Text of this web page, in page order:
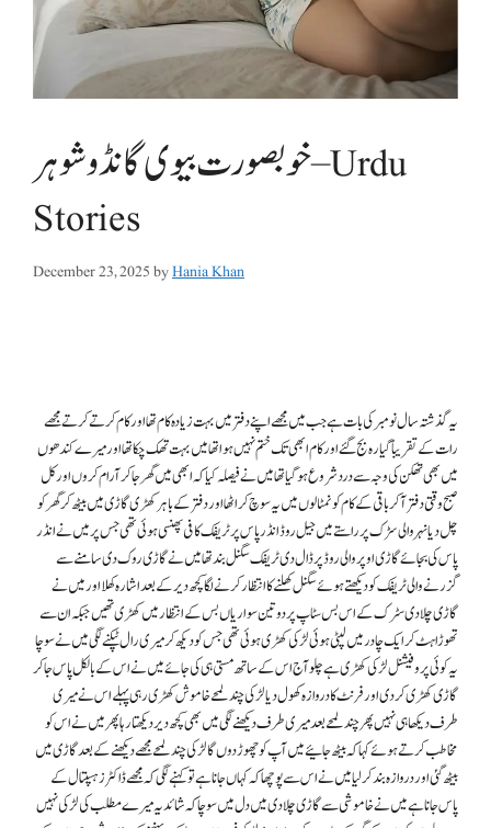
خوبصورت بیوی گانڈو شوہر – Urdu
Stories
December 23, 2025byHania Khan
یہ گذشتہ سال نومبر کی بات ہے جب میں مجھے اپنے دفتر میں بہت زیادہ کام تھا اور کام کرتے کرتے مجھے رات کے تقریباً گیارہ بج گئے اور کام ابھی تک ختم نہیں ہوا تھا میں بہت تھک چکا تھا اور میرے کندھوں میں بھی تھکن کی وجہ سے درد شروع ہوگیا تھا میں نے فیصلہ کیا کہ ابھی میں گھر جاکر آرام کروں اور کل صبح وقتی دفتر آکر باقی کے کام کو نمٹا لوں میں یہ سوچ کر اٹھا اور دفتر کے باہر کھڑی گاڑی میں بیٹھ کر گھر کو چل دیا نہر والی سڑک پر راستے میں جیل روڈ انڈر پاس پر ٹریفک کافی پھنسی ہوئی تھی جس پر میں نے انڈر پاس کی بجائے گاڑی اوپر والی روڈ پر ڈال دی ٹریفک سگنل بند تھا میں نے گاڑی روک دی سامنے سے گزرنے والی ٹریفک کو دیکھتے ہوئے سگنل کھلنے کا انتظار کرنے لگا کچھ دیر کے بعد اشارہ کھلا اور میں نے گاڑی چلا دی سٹرک کے اس بس سٹاپ پر دو تین سواریاں بس کے انتظار میں کھڑی تھیں جبکہ ان سے تھوڑا ہٹ کرایک چادر میں لپٹی ہوئی لڑکی کھڑی ہوئی تھی جس کو دیکھ کر میری رال ٹپکنے لگی میں نے سوچا یہ کوئی پروفیشنل لڑکی کھڑی ہے چلو آج اس کے ساتھ مستی ہی کی جائے میں نے اس کے بالکل پاس جاکر گاڑی کھڑی کردی اور فرنٹ کا دروازہ کھول دیا لڑکی چند لمحے خاموش کھڑی رہی پہلے اس نے میری طرف دیکھا ہی نہیں پھر چند لمحے بعد میری طرف دیکھنے لگی میں بھی کچھ دیر دیکھتا رہا پھر میں نے اس کو مخاطب کرتے ہوئے کہا کہ بیٹھ جائیے میں آپ کو چھوڑ دوں گا لڑکی چند لمحے مجھے دیکھنے کے بعد گاڑی میں بیٹھ گئی اور دروازہ بند کرلیا میں نے اس سے پوچھا کہ کہاں جانا ہے تو کہنے لگی کہ مجھے ڈاکٹرز ہسپتال کے پاس جانا ہے میں نے خاموشی سے گاڑی چلا دی میں دل میں سوچا کہ شائد یہ میرے مطلب کی لڑکی نہیں ہے چلو اس کو اس کے گھر تک ڈراپ کردیا جائے لڑکی فیروز پور روڈ تک پہنچنے تک خاموش رہی اس کے بعد میں نے ہی خاموشی کا سلسلہ توڑا اور اس سے پوچھا کہ اس وقت کہاں سے آرہی ہیں تو کہنے لگی کہ میں اپنی ایک دوست کے گھر گئی تھی مجھے میرے شوہر نے لےنے آنا تھا مگر ان کو کوئی کام پڑ گیا سو گھر جانے کے لئے بس کا انتظار کررہی تھی”آپ کیا کرتے ہیں “اس نے اپنی بات ختم کرتے ہی مجھ سے سوال کیا” میں ایک سرکاری محکمہ میں جاب کرتا ہوں“ سرکاری محکمہ کا نام لئے بغیر ہی اس کو بتایا”میرے خاوند بھی ایک سرکاری محکمہ میں آفیسر ہیں “اس نے اپنے خاوند کے محکمہ کا نام اور ان کا عہدہ بھی بتایا” پھر تو آپ بہت بڑے لوگ ہوئے“”جی “ اس کے چہرے پر تھوڑی سی مسکراہٹ پھیل گئی”چلو ان سے کبھی کوئی کام پڑا تو آپ سے مدد لی جاسکتی ہے“میں جان بوجھ کر باتوں کو طول دے رہا تھاکہ شائد اپنی بات آج نہیں تو پھر کبھی ہی بن جائے”ضرور‘ جائز ہوا تو خود ہی ہوجائے گا اگر ناجائز ہوا تو مجھ سے رابطہ کرسکتے ہیں “ لڑکی نے مسکراتے ہوئے جواب دیامیرا نام شاکر ہے (اس کو شاکر کی جگہ اپنا اصل نام بتایا) اور آپ ؟” میرا نام ارم ہے‘ یہاں سے لیفٹ “ لڑکی نے ڈاکٹرز ہسپتال پہنچنے پر مجھے بتایا اور میں نے اس کی ہدایت پر عمل کرتے ہوئے گاڑی اسی طرف موڑ دی راستے میں اس نے مجھے مزید گائڈ کیا اور کچھ دیر کے بعد ہم لوگ اس کے گھر کے باہر پہنچ گئے وہ گاڑی سے اتری تو میں نے کہا کہ اچھا میں چلتاہوں جس پر اس نے مجھے اندر آنے کی دعوت دی اور کہا کہ ابھی انور بھی آنے والے ہوں گے ان سے مل کر جائےے گا ان کو آپ سے مل کر خوشی ہوگی اور اتنی دیر میں چائے بھی تیار ہوجائے گی میں نے اس کی دعوت کو چانس سمجھتے ہوئے قبول کرلیا اور گاڑی اس کے گھر کے باہر ہی پارک کردی اور اس کے ساتھ ہی گھر کے اندر چلا گیا گھر کافی ڈیکوریٹڈ اور خوب صورت تھا ارم نے مجھے ڈرائنگ روم میں بٹھایا اور خود تھوڑی دیر بعد چائے لے آئی وہ میرے سامنے والے صوفے پر بیٹھی ہوئی تھی اب اس کے سر پر چادر نہیں بلکہ اس کے گلے میں دوپٹہ تھا اس نے ہلکے گلابی رنگ کے پرنٹ والے کپڑے پہن رکھے تھے اس کی عمر قریب 28 سال ہوگی قد 5 فٹ 5 انچ کے قریب تھا اور غضب کی خوب صورت تھی اس نے چائے کا کپ مجھے دیا اور ساتھ ہی اس کے فون پر بیل ہوئی”ہیلو آپ سیدھا گھر آجائیے میں آگئی ہوں “فون کرنے والا شائد اس کا شوہر انور تھا جس پر نہ جانے کیا بات کی جس پر اس نے مسکراتے ہوئے کہا کہ لفٹ مل گئی تھی آجائےے وہ مہربان بھی آپ کا انتظار کررہے ہیں ——– نہیں بابا وہ صرف آپ کا انتظار کررہے ہیں اور آپ ایک ڈیڑھ گھنٹہ کہہ رہے ہیں ———- او کے اوکے میں کوشش کرتی ہوں ان کو بٹھانے کی اور آپ بھی ذرہ جلدی آنے کی کوشش کیجئے گا “ یہ کہہ کر اس نے فون بند کردیا اور ہنستے ہوئے مجھے بتانے لگی کہ انور ایک ڈیڑھ گھنٹہ تک آئیں گے اور وہ کہہ رہے تھے کہ آپ کو بٹھا کر رکھوں آپ کو جلدی تو نہیں”نہیں اب میں چلتا ہوں صبح سے کام کرکرکے کافی تھک گیا ہوں“”ارے نہیںایسے کیسے جاسکتے ہیںانور کو دوبارہ کہتی ہوں جلدی آجائیں گے“میں پھر کبھی چکر لگا لوں گانہیں پھر معلوم نہیں آپ کو کب فرصت ملےاصل میں مجھے کل صبح وقتی آفس جانا ہے”شاکر پلیزز ز ز ز ز ز ز ز زز ز ز“اس کے منہ سے پلیز کا لفظ اتنے پیار اور سیکسی انداز میں نکلا کہ مجھے ہاں میں سرہلانا پڑا”بہت اچھا آپ چائے پیجیئے میں ابھی چینج کرکے آئی“یہ کہتے ہوئے وہ ڈرائنگ روم سے نکل گئی اور تھوڑی دیر کے بعد واپس آئی اس نے کھلے گلے والی ململ کی قمیص پہنی ہوئی تھی جس کے نیچے برا نہیں تھا مجھے اس کے مموں کے نپلز صاف دکھائی دے رہے تھے اور میرا لن کھڑا ہوگیا میں نے دل میں سوچا شاکر ٹھیک جگہ پر پہنچے ہو وہ ڈرائنگ روم میں میرے سامنے والے کی بجائے میرے ساتھ اسی صوفے پر بیٹھ گئی جس پر میں بیٹھا تھا اس نے ٹیبل سے ٹی وی کا ریموٹ پکڑا اور ٹی وی آن کردیا”آپ کون سا چینل دیکھتے ہیں“ چینل چینج کرتے ہوئے اس نے پوچھا” کوئی بھی میوزک والا لگا دیجیئے “یہ سن کر اس نے پنجابی مجروں کا چینل لگا دیا اور میری طرف دیکھنے لگی میں نے بھی ٹی وی سے نظریں ہٹا کر اس پر جما دی وہ غضب ڈھا رہی تھی اس کی آنکھوں میں عجیب سا نشہ تھا جسے دیکھ کر مجھے بھی نشہ ہورہا تھا میرا لن جینز کی پینٹ پھاڑ کر باہر آنے کی کوشش کررہا تھا”آپ شادی شدہ ہیں“” نہیں ابھی ڈھونڈ رہا ہوں“”دیٹس گذ“اس نے اپنا نیچے والا ہونٹ سیکسی انداز میں دانتوں کے نیچے دبایا تو میں سمجھ گیا کہ یہ کیا چاہتی ہے میں نے اپنا ہاتھ صوفے کی بیک پر رکھ دیا اور ٹی وی کی بجائے اس کی طرف دیکھنے لگا باریک ہونٹوں اور نشیلے نینوں والی گوری چٹی ارم کسی انگریزی میم سے کم نہیں لگ رہی تھی”یو آر ویری ہینڈسم اینڈ بیوٹی فل بوائے “یہ کہتے ہوئے اس نے میرے بازو پر اپنا سر رکھ دیا”اندھے کو کیا چاہئے دو آنکھیں “میں نے فوری طورپر اپنے بازو سے اس کا چہرہ اپنی طرف کیا اور اس کے ہونٹوں پر کس کردیا جس پر اس نے بھی بھرپور جواب دیا”وہ آپ کے شوہر آنے والے ہوں گے “ میں نے خود کو ایک دم پیچھے کرتے ہوئے کہا” ابھی کہاں آئیں گے ایک ڈیڑھ گھنٹہ تو خود کہہ رہے ہیں صبح چھ بجے سے پہلے نہیں آئیں گے“ یہ جواب دے کر اس نے میرے ہونٹوں پر اپنے ہونٹ رکھ دیئے اور بھوکوں کی طرح چوسنے لگی”بیٹا یہ تو تیری بھی استاد نکلی تو نے نہیں اس نے تجھے لفٹ دی ہے اور اس کا پورا پورا معاوضہ وصول کرے گی “میں نے دل ہی دل میں سوچا پھر دل میں ہی سوچا ”چھری خربوزے پر گرے یا خربوزہ چھری پر کام تو ایک ہی ہوگا“اس نے مجھے زبردست قسم کی کس کی اور میری شرٹ سے پکڑ کر زور سے بھینچتے ہوئے کہنے لگی ”شاااااااکرررررر“میں نے ایک بار پھر اس کو گردن سے پکڑ کر اس کے ہونٹ اپنے منہ کے پاس کئے اور ان کو چوسنے لگا اور اپنے ایک ہاتھ سے قمیص کے اوپر سے ہی اس کے مموں کو دبانے لگا جس سے وہ مزید وحشی ہورہی تھی تھوڑی دیر کے بعد میں نے اپنا ہاتھ اس کی قمیص کے نیچے سے ڈال لیا اور اس کے مموں کو دبانے لگا جبکہ میرے ہونٹ بدستور اس کے ہونٹوں پر ہی تھے چند لمحوں بعد اس نے مجھے خود سے علیحدہ کیا اور کھڑی ہوکر اپنی قمیص اتار دیواہ کیا بات تھی 34 سائز کے بالکل سفید رنگ کے ٹائٹ گول ممے اور ان کے اوپر گلابی رنگ کے چھوٹے چھوٹے سے نپلز میں نے ہاتھ بڑھا کر اس کے ممے پکڑنا چاہے تو اس نے میرا ہاتھ جھٹک کر پیچھے کردیا اور خود شلوار بھی اتاردی میری آنکھیں کھلی کی کھلی رہ گئیں اس کے بے داغ گورے چٹے بدن کو دیکھ کر میری آنکھیں چندھیارہی تھیںاس کی گول گول رانیں میرے اعصاب پر بجلیاں گرانے لگی اس کی رانوں پر ایک بال تک نہ تھا جبکہ پھدی کے اوپر بال کافی بڑے تھے کم از کم ڈیڑھ انچ لمبے تھے لیکن دھوئے ہوئے تھے تاہم بالوں کی وجہ سے پھدی کالی تھی اور صاف دکھائی نہیں دے رہی تھی اس کا پیٹ نہ ہونے کے برابر تھا میں ابھی اس کا جسم بھی اچھی طرح سے نہیں دیکھ سکا تھا کہ اس نے مجھے بازو سے پکڑ کر اٹھایا اور میں اس کے گلے لگ گیا اس نے مجھے خود سے علیحدہ کیا اور میرا اپر اتار کر شرٹ کے بٹن کھولنے لگی اس نے میری شرٹ اتار اور پھر پینٹ کی بیلٹ پھر بٹن اور پھر زپ کھول دی اور پھر اس نے پینٹ سے ہاتھ ہٹا کر میری بنیان اتاری اور مجھے صوفے کے اوپر دھکا دے دیا اس کے بعد اس نے میری ٹانگیں اوپر اٹھائیں اور میری پینٹ اتاردی ایسے لگ رہاتھا آج میں اس کو نہیں بلکہ وہ مجھے چودے گی میرا لن انڈر ویئر کے اندر سے باہر آنے کو بے تاب ہورہا تھا میں نے انڈر ویئر اتارنا چاہا تو اس نے میرا ہاتھ ہٹا دیا اور خود اپنے ہاتھوں سے انڈر ویئر اتار دیا”واﺅﺅﺅﺅﺅﺅﺅ واٹ آ لینتھ“ میرا آٹھ انچ کے قریب لن دیکھ کر اس کے منہ سے بے ساختہ نکل آیامیں نے اٹھ کر اس کے ممے پکڑنا چاہے تو اس نے ایک بار پھر میرا ہاتھ جھٹک دیا اور کہا شاکر تم نہیں صرف میں‘ میں نے خاموشی سے ہاتھ صوفے کی ٹیک پر رکھ لئے اس نے مجھے ایک اور دھکا دے کر صوفے کے اوپر لٹا لیا اور خود میرے اوپر لیٹنے کے انداز میں آگئی اور میرے ہونٹوں پر اپنے ہونٹ پیوست کردیئے ہونٹوں کے بعد اس نے میری کانوں پر کسنگ کی اور پھر میری گردن پر اپنے ہونٹ گارڈ دیئے وہ میری گردن کے اوپر کاٹنے لگی میں خاموشی سے لیٹا رہا اس نے میری گردن پر چار جگہ پر نشان بنا دیئے اس کے بعد اس نے میرے سینے پر کسنگ کی اور یہاں بھی اپنے ہونٹوں سے جگہ جگہ نشان بنادئیے پھر اچانک اسے جانے کیا ہوا وہ مجھ سے علیحدہ ہوگئی اور کھڑی ہوکر کہنے لگی شاکر یہاں ٹھیک نہیں چلو اندر بیڈ پر چلتے ہیں اور چل پڑی میں بھی اٹھ کر اس کے پیچھے چل کر اندر چلا گیا اندر بیڈ کے قریب جاکر وہ کھڑی ہوگئی اور میرے پہنچتے ہی اس نے مجھے پھر دھکا دے دیا اور میں بیڈ کے اوپر لیٹ گیا وہ پھر سے مجھ پر ٹوٹ پڑی اور ہونٹوں سے کسنگ شروع کرکے سینے پر پہنچی پھر پیٹ سے ہوتے ہوئے لن تک پہنچ گئی اور پھر اٹھ کر کھڑی ہوگئی اور میرے منہ پر آکر بیٹھ گئی میں نے اپنے ہاتھ سے اس کو پیچھے کیا اور کہا” یہ نہیں“کیوںتم نے تو صفائی بھی نہیں کیصفائی کی ہے اوہ تم بالوں کی بات کرتے ہو ابھی تھوڑی دیر پہلے جب کپڑے چینج کئے ہیں ان کو دھویا ہے اور میں تم کو یہ بھی بتادوں کو یہ بال عورت کی شہوت میں اضافے کا باعث بنتے ہیں لن کے ساتھ یہ بال بھی جب پھدی میں جاتے ہیں تو مزہ ہی دوبالا ہوجاتا ہے ” اس کی اس بات نے میرے جنرل نالج میں اضافہ کردیا“ خیر اس نے دوبارہ میرے منہ پر اپنی پھدی رکھ دی اور میرا لن اپنے منہ میں لے لیا اب ہم 69 کی پوزیشن میں تھے وہ لالی پاپ کی طرح میرے لن کو چوس رہی تھی جبکہ میں نے اپنے منہ سے ہی اس کی پھدی کے بالوں کو پیچھے کیا اور نہ چاہتے ہوئے بھی اپنی زبان اس کی پھدی کے ہونٹوں پر پھیرنا شروع کردی اس کے بعد میں نے اپنی زبان اس کی پھدی کے اندر ڈالی تو اس کو جیسے وحشت ہونے لگی اس نے میرے لن پر کاٹنا شروع کردیا اور ناک سے ہوں ہوووووووں ہوووووووں کی آوازیں بھی نکالنا شروع کردیںمیرے لن کی صرف ٹوپی ہی اس کے منہ میں جارہی تھی جبکہ ٹوپی کے نیچے سے میرے لن کو اس نے ہاتھ سے پکڑ رکھا تھا جبکہ دوسرے ہاتھ سے میرے ٹٹوں کو سہلا رہی تھی جس سے مجھے عجیب سا مزہ آرہا تھا تقریباً پانچ منٹ کے بعد اس کی پھدی سے پانی نکلا اور میرے منہ پر ہی پچکاری نکل گئی جبکہ وہ ہٹی نہیں میں نے اپنے منہ کو سختی سے بند کرلیا تاکہ یہ پانی منہ کے اندر نہ جائے جبکہ اس پانی سے عجیب سی گندی بدبو آرہی تھی وہ مسلسل میرے